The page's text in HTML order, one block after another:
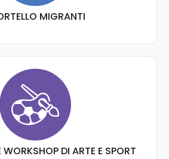
MIGRANTI
DI ARTE E SPORT